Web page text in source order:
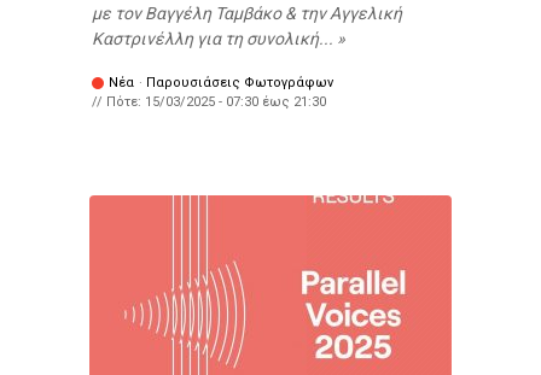
με τον Βαγγέλη Ταμβάκο & την Αγγελική
Καστρινέλλη για τη συνολική...
Νέα · Παρουσιάσεις Φωτογράφων
// Πότε: 15/03/2025 - 07:30 έως 21:30